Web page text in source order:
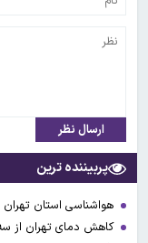
ارسال نظر
پربیننده ترین
هواشناسی استان تهران
کاهش دمای تهران از